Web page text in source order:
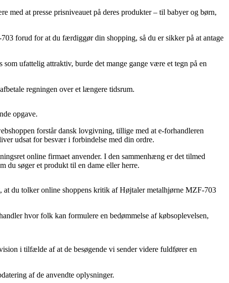
at presse prisniveauet på deres produkter – til babyer og børn,
forud for at du færdiggør din shopping, så du er sikker på at antage
ufattelig attraktiv, burde det mange gange være et tegn på en
regningen over et længere tidsrum.
opgave.
forstår dansk lovgivning, tillige med at e-forhandleren
udsat for besvær i forbindelse med din ordre.
online firmaet anvender. I den sammenhæng er det tilmed
du søger et produkt til en dame eller herre.
du tolker online shoppens kritik af Højtaler metalhjørne MZF-703
hvor folk kan formulere en bedømmelse af købsoplevelsen,
i tilfælde af at de besøgende vi sender videre fuldfører en
af de anvendte oplysninger.